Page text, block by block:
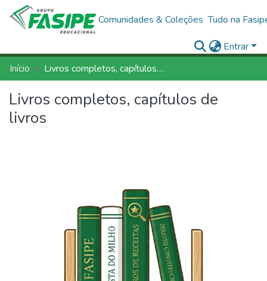
Comunidades & Coleções Tudo na
Entrar
Início
Livros completos, capítulos de livros
Livros completos, capítulos de
livros